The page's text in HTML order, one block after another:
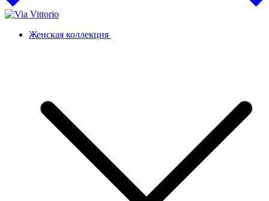
Женская коллекция